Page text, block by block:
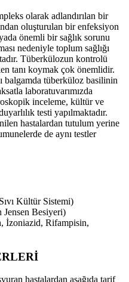
olarak adlandırılan bir
oluşturulan bir enfeksiyon
önemli bir sağlık sorunu
nedeniyle toplum sağlığı
Tüberkülozun kontrolü
tanı koymak çok önemlidir.
balgamda tüberküloz basilinin
laboratuvarımızda
inceleme, kültür ve
testi yapılmaktadır.
hastalardan tutulum yerine
de aynı testler
Kültür Sistemi)
Besiyeri)
İzoniazid, Rifampisin,
hastalardan aşağıda tarif